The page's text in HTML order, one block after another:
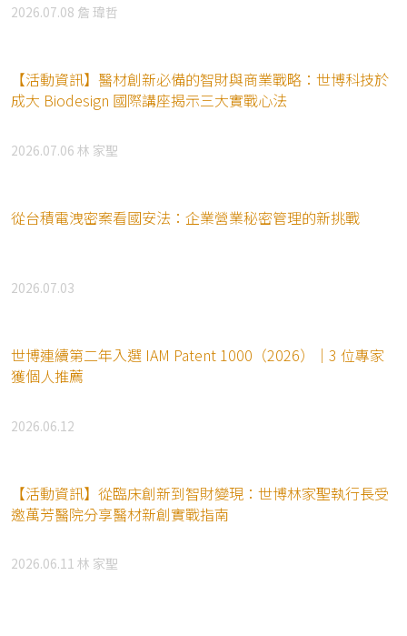
2026.07.08 詹 瑋哲
【活動資訊】醫材創新必備的智財與商業戰略：世博科技於
成大 Biodesign 國際講座揭示三大實戰心法
2026.07.06 林 家聖
從台積電洩密案看國安法：企業營業秘密管理的新挑戰
2026.07.03
世博連續第二年入選 IAM Patent 1000（2026）｜3 位專家
獲個人推薦
2026.06.12
【活動資訊】從臨床創新到智財變現：世博林家聖執行長受
邀萬芳醫院分享醫材新創實戰指南
2026.06.11 林 家聖